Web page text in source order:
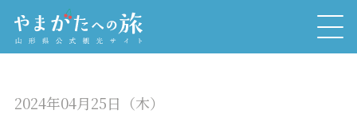
2024年04月25日（木）